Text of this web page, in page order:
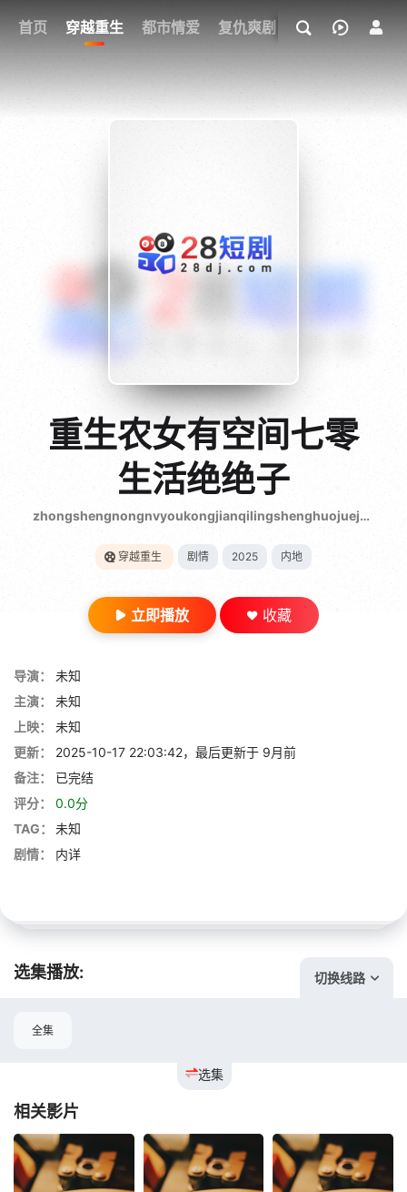
首页 穿越重生 都市情爱 复仇爽剧 玄幻武侠 奇幻
我的观影记录
{if condition="$obj.vod_points
gt 0"}
28短剧
重生农女有空间七零
生活绝绝子
zhongshengnongnvyoukongjianqilingshenghuojuejuezi
穿越重生 剧情 2025 内地
立即播放 收藏
导演：
未知
主演：
未知
上映：
未知
更新：
2025-10-17 22:03:42，最后更新于 9月前
备注：
已完结
评分：
0.0分
TAG：
未知
剧情：
内详
选集播放: 切换线路
选集
全集
相关影片